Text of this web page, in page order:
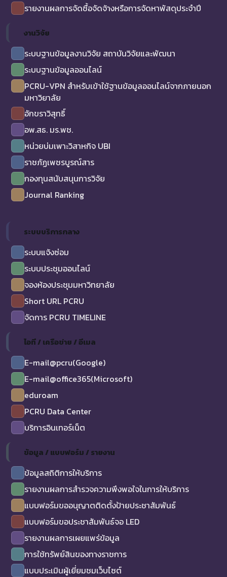
รายงานผลการจัดซื้อจัดจ้างหรือการจัดหาพัสดุประจำปี
งานวิจัย
ระบบฐานข้อมูลงานวิจัย สถาบันวิจัยและพัฒนา
ระบบฐานข้อมูลออนไลน์
PCRU-VPN สำหรับเข้าใช้ฐานข้อมูลออนไลน์จากภายนอก
มหาวิยาลัย
อักขราวิสุทธิ์
อพ.สธ. มร.พช.
หน่วยบ่มเพาะวิสาหกิจ UBI
ราชภัฏเพชรบูรณ์สาร
กองทุนสนับสนุนการวิจัย
Journal Ranking
ระบบบริการกลาง
ระบบแจ้งซ่อม
ระบบประชุมออนไลน์
จองห้องประชุมมหาวิทยาลัย
Short URL PCRU
จัดการ PCRU TIMELINE
ไอที / เครือข่าย / อีเมล
E-mail@pcru(Google)
E-mail@office365(Microsoft)
eduroam
PCRU Data Center
บริการอินเทอร์เน็ต
ข้อมูล / แบบฟอร์ม / รายงาน
ข้อมูลสถิติการให้บริการ
รายงานผลการสำรวจความพึงพอใจในการให้บริการ
แบบฟอร์มขออนุญาตติดตั้งป้ายประชาสัมพันธ์
แบบฟอร์มขอประชาสัมพันธ์จอ LED
รายงานผลการเผยแพร่ข้อมูล
การใช้ทรัพย์สินของทางราชการ
แบบประเมินผู้เยี่ยมชมเว็บไซต์